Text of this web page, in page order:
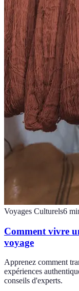
Voyages Culturels6
Comment vivre
voyage
Apprenez comment
expériences
conseils d'experts.